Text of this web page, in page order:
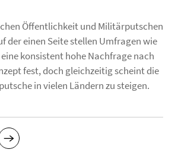
Öffentlichkeit und Militärputschen
der einen Seite stellen Umfragen wie
konsistent hohe Nachfrage nach
fest, doch gleichzeitig scheint die
in vielen Ländern zu steigen.